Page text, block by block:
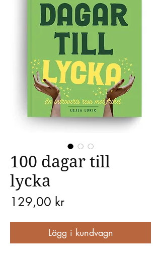
100 dagar till
lycka
129,00 krPris
Lägg i kundvagn